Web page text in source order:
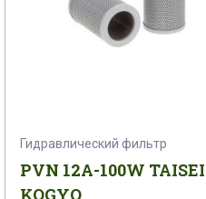
Гидравлический фильтр
PVN 12A-100W TAISEI